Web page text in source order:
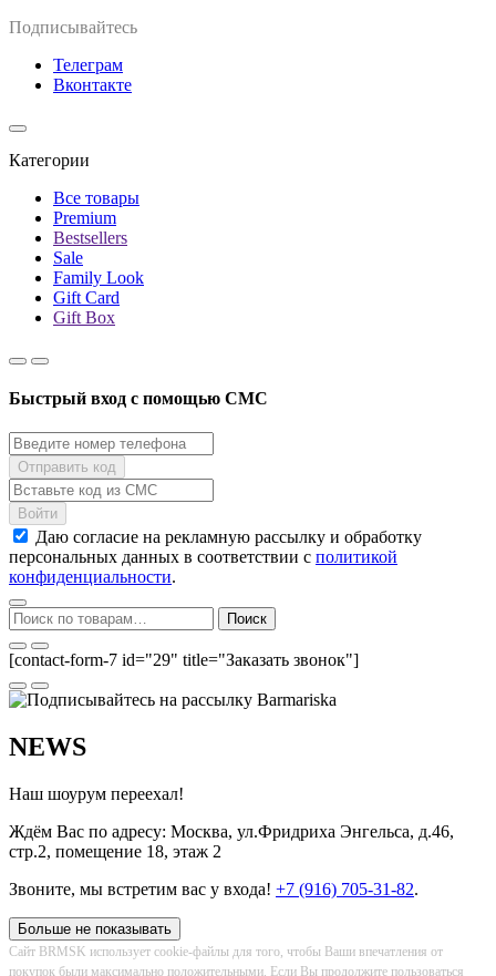
Подписывайтесь
Телеграм
Вконтакте
Категории
Все товары
Premium
Bestsellers
Sale
Family Look
Gift Card
Gift Box
Быстрый вход с помощью СМС
Даю согласие на рекламную рассылку и обработку
персональных данных в соответствии с политикой
конфиденциальности.
Искать: Поиск
[contact-form-7 id="29" title="Заказать звонок"]
NEWS
Наш шоурум переехал!
Ждём Вас по адресу: Москва, ул.Фридриха Энгельса, д.46,
стр.2, помещение 18, этаж 2
Звоните, мы встретим вас у входа! +7 (916) 705-31-82.
Больше не показывать
Сайт BRMSK использует cookie-файлы для того, чтобы Ваши впечатления от
покупок были максимально положительными. Если Вы продолжите пользоваться